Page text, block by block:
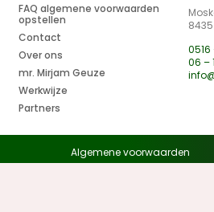
FAQ algemene voorwaarden
opstellen
Contact
Over ons
mr. Mirjam Geuze
Werkwijze
Partners
0516
06 –
Algemene voorwaarden